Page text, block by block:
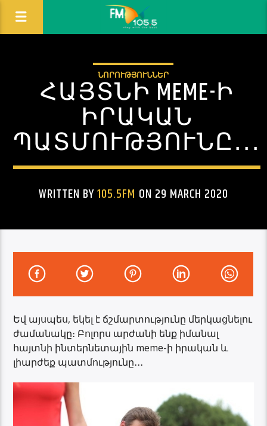
ՆՈՐՈՒԹՅՈՒՆՆԵՐ
ՀԱՅՏՆԻ MEME-Ի
ԻՐԱԿԱՆ
ՊԱՏՄՈՒԹՅՈՒՆԸ․․․
WRITTEN BY105.5FM ON 29 MARCH 2020
Եվ այսպես, եկել է ճշմարտությունը մերկացնելու
ժամանակը։ Բոլորս արժանի ենք իմանալ
հայտնի ինտերնետային meme-ի իրական և
լիարժեք պատմությունը․․․